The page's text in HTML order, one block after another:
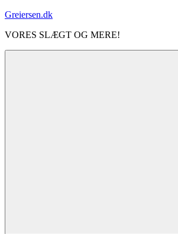
Videre
indhold
Greiersen.dk
VORES SLÆGT OG MERE!